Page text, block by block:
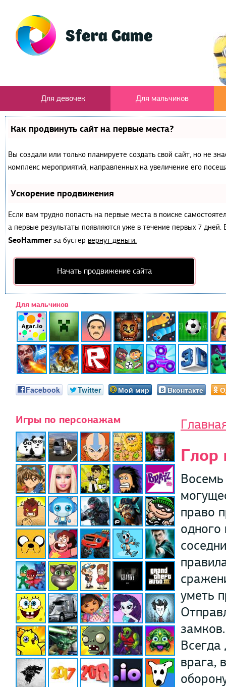
Для девочек Для мальчиков
Как продвинуть сайт на первые места?
Вы создали или только планируете создать свой сайт, но не
комплекс мероприятий, направленных на увеличение его
Ускорение продвижения
Если вам трудно попасть на первые места в поиске
а первые результаты появляются уже в течение первых 7
SeoHammerза бустер вернут деньги.
Начать продвижение сайта
Для мальчиков
Facebook Twitter Мой мир Вконтакте
Игры по персонажам
Глор
Восемь
право
одного
уметь
врага,